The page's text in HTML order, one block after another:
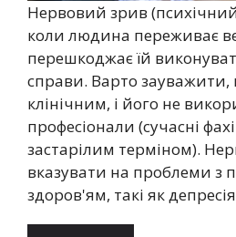
Нервовий зрив
коли людина переживає
перешкоджає їй
справи. Варто зауважити,
клінічним, і його не
професіонали (сучасні
застарілим терміном).
вказувати на проблеми з
здоров'ям, такі як